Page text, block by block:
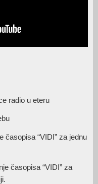
radio u eteru
časopisa “VIDI” za jednu
časopisa “VIDI” za